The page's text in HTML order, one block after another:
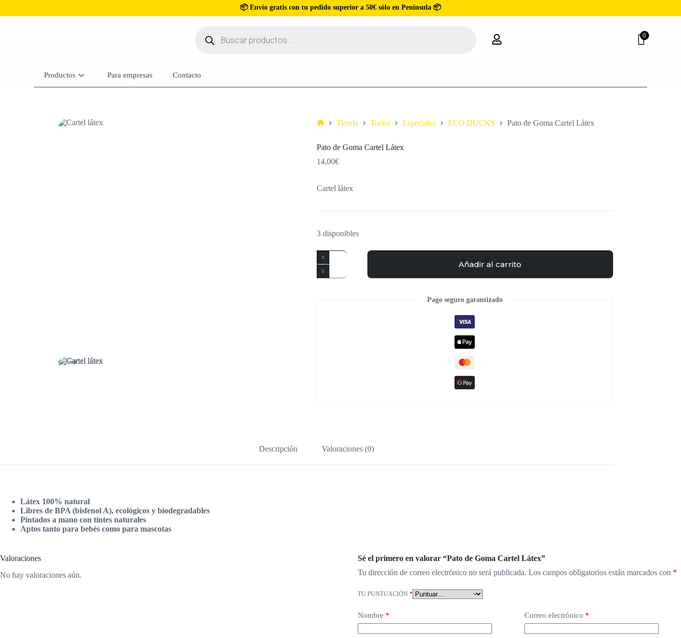
📦 Envío gratis con tu pedido superior a 50€ sólo en Península 📦
0
Productos Para empresas Contacto
Tienda Todos Especiales ECO DUCKS Pato de Goma Cartel Látex
Pato de Goma Cartel Látex
14,00€
Cartel látex
3 disponibles
Añadir al carrito
Pago seguro garantizado
Descripción Valoraciones (0)
Látex 100% natural
Libres de BPA (bisfenol A), ecológicos y biodegradables
Pintados a mano con tintes naturales
Aptos tanto para bebés como para mascotas
Valoraciones
No hay valoraciones aún.
Sé el primero en valorar “Pato de Goma Cartel Látex”
Tu dirección de correo electrónico no será publicada. Los campos obligatorios están marcados con *
TU PUNTUACIÓN *
Nombre * Correo electrónico *